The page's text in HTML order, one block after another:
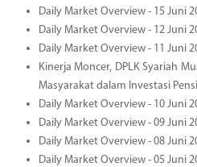
Daily Market Overview - 15 Juni
Daily Market Overview - 12 Juni
Daily Market Overview - 11 Juni
Kinerja Moncer, DPLK Syariah
Masyarakat dalam Investasi
Daily Market Overview - 10 Juni
Daily Market Overview - 09 Juni
Daily Market Overview - 08 Juni
Daily Market Overview - 05 Juni